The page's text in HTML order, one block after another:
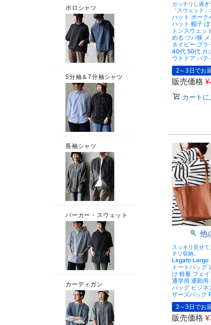
カッチリし過
「スウェット」
ハット ポーク
ハット 帽子
トンスウェッ
める ツバ狭
ネイビー ブラ
40代 50代 カ
ウトドア パテ
2～3日でお
販売価格 ¥
カートに
他
スッキリ見せ
チリ収納。
Legato Largo
トートバッグ
け 軽量 フェ
通学用 通勤用
バッグ ビジネ
ザーズバック
2～3日でお
販売価格 ¥